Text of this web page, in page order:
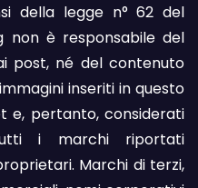
della legge n° 62 del
non è responsabile del
post, né del contenuto
inseriti in questo
e, pertanto, considerati
i marchi riportati
Marchi di terzi,